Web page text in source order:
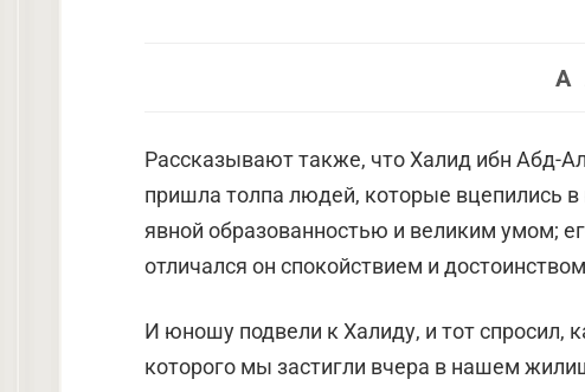
A
Рассказывают также, что Халид ибн Абд-
пришла толпа людей, которые вцепились
явной образованностью и великим умом;
отличался он спокойствием и
И юношу подвели к Халиду, и тот спросил,
которого мы застигли вчера в нашем